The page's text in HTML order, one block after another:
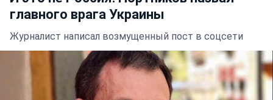
главного врага Украины
Журналист написал возмущенный пост в соцсети